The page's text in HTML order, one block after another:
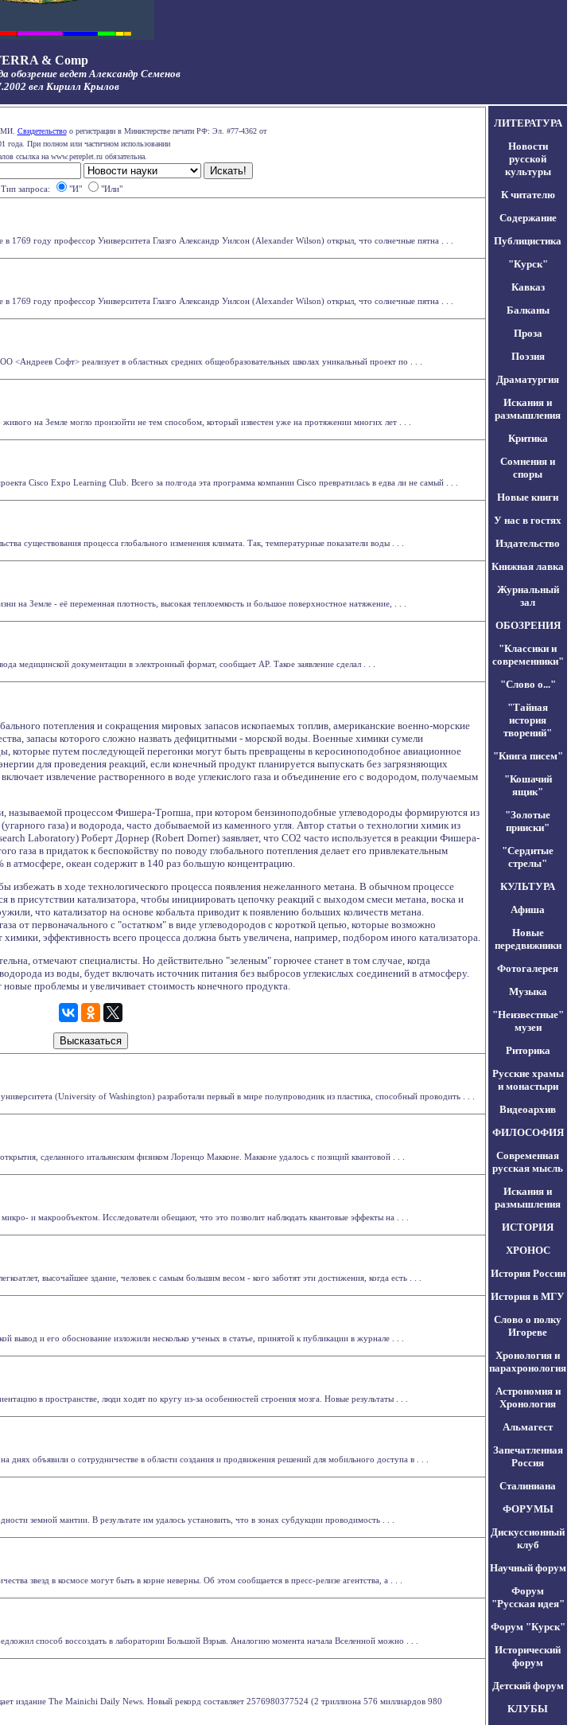
& Comp
обозрение ведет Александр Семенов
вел Кирилл Крылов
Свидетельствоо регистрации в Министерстве печати РФ: Эл. #77-4362 от
года. При полном или частичном использовании
ссылка на www.pereplet.ru обязательна.
Тип запроса: "И" "Или"
1769 году профессор Университета Глазго Александр Уилсон (Alexander Wilson) открыл, что солнечные пятна . . .
1769 году профессор Университета Глазго Александр Уилсон (Alexander Wilson) открыл, что солнечные пятна . . .
<Андреев Софт> реализует в областных средних общеобразовательных школах уникальный проект по . . .
на Земле могло произойти не тем способом, который известен уже на протяжении многих лет . . .
Cisco Expo Learning Club. Всего за полгода эта программа компании Cisco превратилась в едва ли не самый . . .
существования процесса глобального изменения климата. Так, температурные показатели воды . . .
на Земле - её переменная плотность, высокая теплоемкость и большое поверхностное натяжение, . . .
медицинской документации в электронный формат, сообщает АР. Такое заявление сделал . . .
потепления и сокращения мировых запасов ископаемых топлив, американские военно-морские
запасы которого сложно назвать дефицитными - морской воды. Военные химики сумели
которые путем последующей перегонки могут быть превращены в керосиноподобное авиационное
для проведения реакций, если конечный продукт планируется выпускать без загрязняющих
извлечение растворенного в воде углекислого газа и объединение его с водородом, получаемым
называемой процессом Фишера-Тропша, при котором бензиноподобные углеводороды формируются из
газа) и водорода, часто добываемой из каменного угля. Автор статьи о технологии химик из
Laboratory) Роберт Дорнер (Robert Dorner) заявляет, что СО2 часто используется в реакции Фишера-
газа в придаток к беспокойству по поводу глобального потепления делает его привлекательным
в атмосфере, океан содержит в 140 раз большую концентрацию.
в ходе технологического процесса появления нежеланного метана. В обычном процессе
присутствии катализатора, чтобы инициировать цепочку реакций с выходом смеси метана, воска и
что катализатор на основе кобальта приводит к появлению больших количеств метана.
от первоначального с "остатком" в виде углеводородов с короткой цепью, которые возможно
эффективность всего процесса должна быть увеличена, например, подбором иного катализатора.
отмечают специалисты. Но действительно "зеленым" горючее станет в том случае, когда
из воды, будет включать источник питания без выбросов углекислых соединений в атмосферу.
проблемы и увеличивает стоимость конечного продукта.
(University of Washington) разработали первый в мире полупроводник из пластика, способный проводить . . .
сделанного итальянским физиком Лоренцо Макконе. Макконе удалось с позиций квантовой . . .
и макрообъектом. Исследователи обещают, что это позволит наблюдать квантовые эффекты на . . .
высочайшее здание, человек с самым большим весом - кого заботят эти достижения, когда есть . . .
вывод и его обоснование изложили несколько ученых в статье, принятой к публикации в журнале . . .
в пространстве, люди ходят по кругу из-за особенностей строения мозга. Новые результаты . . .
объявили о сотрудничестве в области создания и продвижения решений для мобильного доступа в . . .
земной мантии. В результате им удалось установить, что в зонах субдукции проводимость . . .
звезд в космосе могут быть в корне неверны. Об этом сообщается в пресс-релизе агентства, а . . .
способ воссоздать в лаборатории Большой Взрыв. Аналогию момента начала Вселенной можно . . .
издание The Mainichi Daily News. Новый рекорд составляет 2576980377524 (2 триллиона 576 миллиардов 980
ЛИТЕРАТУРА
Новости
русской
культуры
К читателю
Содержание
Публицистика
"Курск"
Кавказ
Балканы
Проза
Поэзия
Драматургия
Искания и
размышления
Критика
Сомнения и
споры
Новые книги
У нас в гостях
Издательство
Книжная лавка
Журнальный
зал
ОБОЗРЕНИЯ
"Классики и
современники"
"Слово о..."
"Тайная
история
творений"
"Книга писем"
"Кошачий
ящик"
"Золотые
прииски"
"Сердитые
стрелы"
КУЛЬТУРА
Афиша
Новые
передвижники
Фотогалерея
Музыка
"Неизвестные"
музеи
Риторика
Русские храмы
и монастыри
Видеоархив
ФИЛОСОФИЯ
Современная
русская мысль
Искания и
размышления
ИСТОРИЯ
ХРОНОС
История России
История в МГУ
Слово о полку
Игореве
Хронология и
парахронология
Астрономия и
Хронология
Альмагест
Запечатленная
Россия
Сталиниана
ФОРУМЫ
Дискуссионный
клуб
Научный форум
Форум
"Русская идея"
Форум "Курск"
Исторический
форум
Детский форум
КЛУБЫ